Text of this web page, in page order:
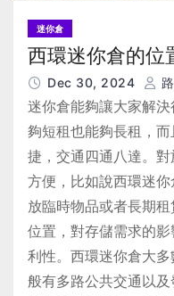
迷你倉
西環迷你倉的位
Dec 30, 2024
迷你倉能夠讓大家解
夠短租也能夠長租，
捷，交通四通八達。
方便，比如說西環迷
放臨時物品或者長期
位置，對存儲需求的
利性。西環迷你倉大
般有多路公共交通以